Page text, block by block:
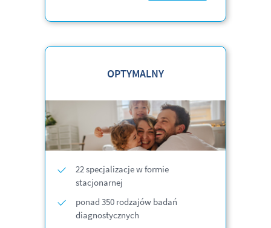
OPTYMALNY
22 specjalizacje w formie
stacjonarnej
ponad 350 rodzajów badań
diagnostycznych